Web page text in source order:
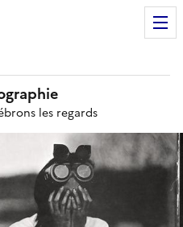
les regards